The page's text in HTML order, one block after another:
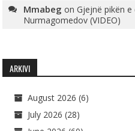
Mmabeg onGjejnë pikën
Nurmagomedov (VIDEO)
ARKIVI
August 2026 (6)
July 2026 (28)